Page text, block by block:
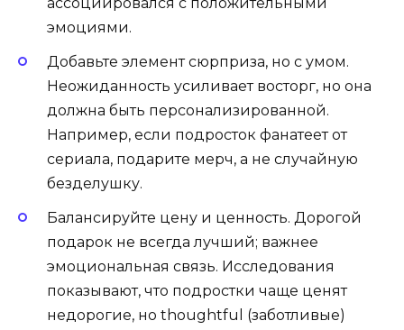
эмоциями.
Добавьте элемент сюрприза, но с умом.
Неожиданность усиливает восторг, но она
должна быть персонализированной.
Например, если подросток фанатеет от
сериала, подарите мерч, а не случайную
безделушку.
Балансируйте цену и ценность. Дорогой
подарок не всегда лучший; важнее
эмоциональная связь. Исследования
показывают, что подростки чаще ценят
недорогие, но thoughtful (заботливые)